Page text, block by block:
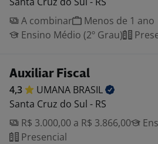
A combinar
Menos de 1 ano
Ensino Médio (2º Grau)
Auxiliar Fiscal
4,3 UMANA BRASIL
Santa Cruz do Sul - RS
R$ 3.000,00 a R$ 3.866,00
Presencial